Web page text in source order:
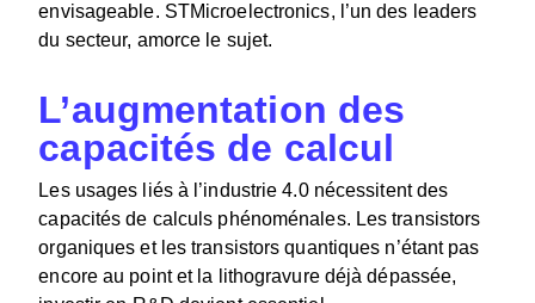
envisageable. STMicroelectronics, l’un des leaders
du secteur, amorce le sujet.
L’augmentation des
capacités de calcul
Les usages liés à l’industrie 4.0 nécessitent des
capacités de calculs phénoménales. Les transistors
organiques et les transistors quantiques n’étant pas
encore au point et la lithogravure déjà dépassée,